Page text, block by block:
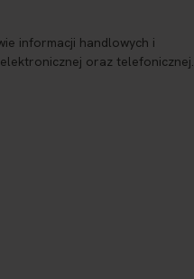
informacji handlowych i
oraz telefonicznej.